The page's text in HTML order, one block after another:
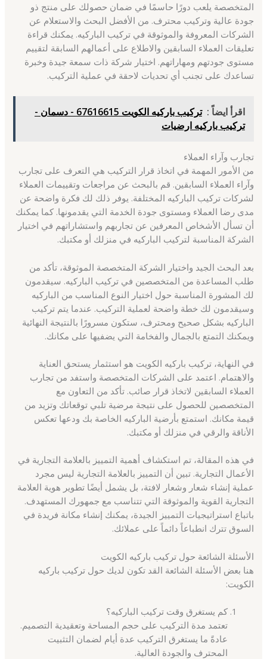
المتخصصة يلعب دورًا حاسمًا في ضمان حصولك على منتج ذو
جودة عالية وتركيب محترف. من الأفضل البحث والاستعلام عن
الشركات المعروفة والموثوقة في تركيب الباركيه. يمكنك قراءة
تعليقات العملاء السابقين والاطلاع على أعمالهم السابقة لتقييم
مستوى جودتهم ومهاراتهم. اختيار شركة ذات سمعة جيدة وخبرة
تساعدك على تجنب أي تحديات لاحقة في عملية التركيب.
اقرأ ايضاً :
تركيب باركيه الكويت 67616615 - دسمان -
تركيب باركيه ارضيات
تجارب وآراء العملاء
من الأمور المهمة في اتخاذ قرار التركيب هي التعرف على تجارب
وآراء العملاء السابقين. قم بالبحث عن مراجعات وتقييمات العملاء
لشركات تركيب الباركيه المختلفة. يوفر ذلك لك فكرة واضحة عن
مدى رضا العملاء ومستوى جودة الخدمة التي يقدمونها. كما يمكنك
أن تسأل الأشخاص المعرفين عن تجاربهم واستشاراتهم في اختيار
الشركة المناسبة لتركيب الباركيه في منزلك أو مكتبك.
بعد البحث الجيد واختيار الشركة المتخصصة الموثوقة، تأكد من
طلب المساعدة من المتخصصين في تركيب الباركيه. سيقدمون
لك المشورة المناسبة حول اختيار النوع المناسب من الباركيه
وسيقدمون لك خطة واضحة لعملية التركيب. عندما يتم تركيب
الباركيه بشكل صحيح ومحترف، ستكون مسرورًا بالنتيجة النهائية
ويمكنك التمتع بالجمال والفخامة التي يضفيها على مكانك.
في النهاية، تركيب باركيه الكويت هو استثمار يستحق العناية
والاهتمام. اعتمد على الشركات المتخصصة واستفد من تجارب
العملاء السابقين لاتخاذ قرار صائب. تأكد من التعاون مع
المتخصصين للحصول على نتيجة مرضية تلبي توقعاتك وتزيد من
قيمة مكانك. استمتع بأرضية الباركيه الخاصة بك ودعها تعكس
الأناقة والرقي في منزلك أو مكتبك.
في هذه المقالة، تم استكشاف أهمية التمييز بالعلامة التجارية في
الأعمال التجارية. تبين أن التمييز بالعلامة التجارية ليس مجرد
عملية إنشاء شعار وشعار لافتة، بل يشمل أيضًا تطوير هوية العلامة
التجارية القوية والموثوقة التي تتناسب مع جمهورك المستهدف.
باتباع استراتيجيات التمييز الجيدة، يمكنك إنشاء مكانة فريدة في
السوق تترك انطباعاً دائماً على عملائك.
الأسئلة الشائعة حول تركيب باركيه الكويت
هنا بعض الأسئلة الشائعة القد تكون لديك حول تركيب باركيه
الكويت:
كم يستغرق وقت تركيب الباركيه؟
تعتمد مدة التركيب على حجم المساحة وتعقيدية التصميم.
عادةً ما يستغرق التركيب عدة أيام لضمان التثبيت
المحترف والجودة العالية.